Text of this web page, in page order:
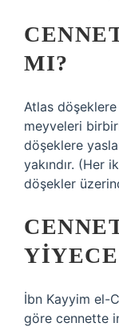
MI?
Atlas
meyveleri
döşeklere
yakındır. (Her
döşekler
İbn Kayyim el-
göre cennette